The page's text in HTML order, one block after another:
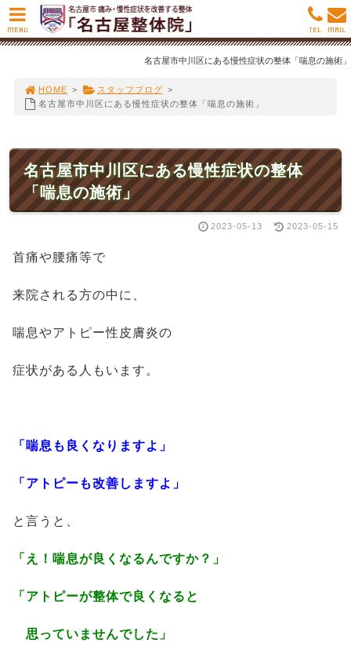
名古屋市中川区にある慢性症状の整体「喘息の施術」
HOME > スタッフブログ >
名古屋市中川区にある慢性症状の整体「喘息の施術」
名古屋市中川区にある慢性症状の整体
「喘息の施術」
2023-05-13 2023-05-15
首痛や腰痛等で
来院される方の中に、
喘息やアトピー性皮膚炎の
症状がある人もいます。
「喘息も良くなりますよ」
「アトピーも改善しますよ」
と言うと、
「え！喘息が良くなるんですか？」
「アトピーが整体で良くなると
思っていませんでした」
MENU MAIL
TEL